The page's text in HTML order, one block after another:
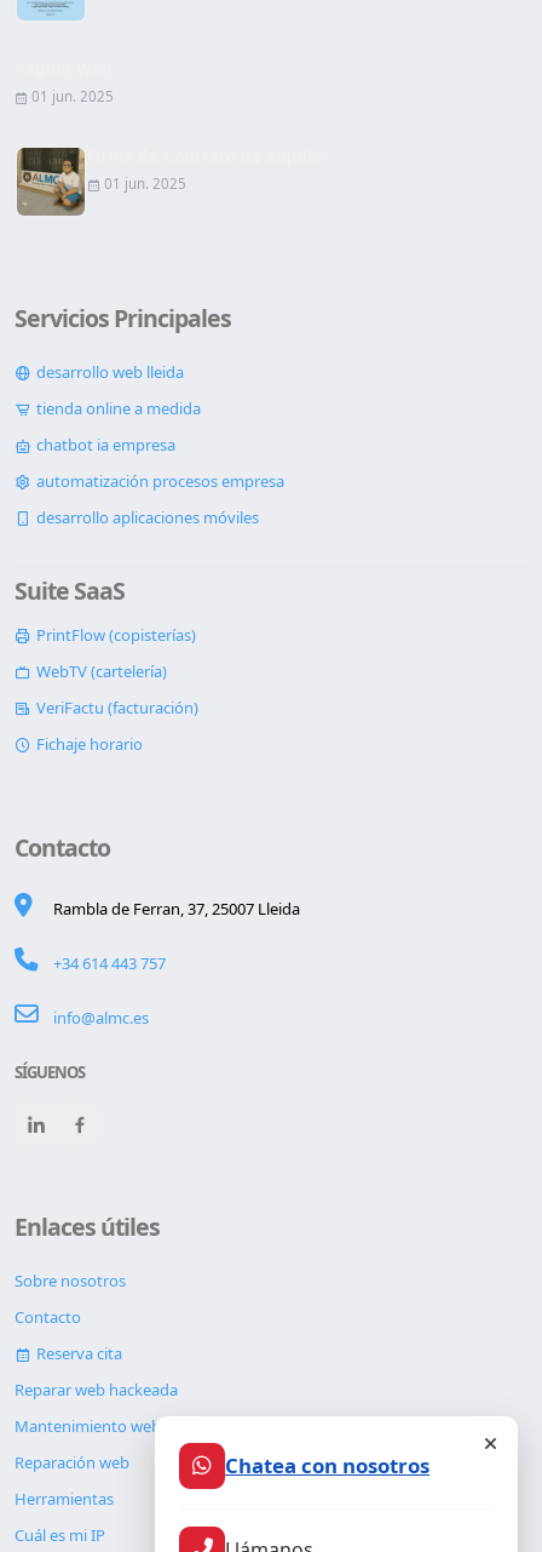
01 jun. 2025
01 jun. 2025
Servicios Principales
desarrollo web lleida
tienda online a medida
chatbot ia empresa
automatización procesos empresa
desarrollo aplicaciones móviles
Suite SaaS
PrintFlow (copisterías)
WebTV (cartelería)
VeriFactu (facturación)
Fichaje horario
Contacto
Rambla de Ferran, 37, 25007 Lleida
+34 614 443 757
info@almc.es
SÍGUENOS
Enlaces útiles
Sobre nosotros
Contacto
Reserva cita
Reparar web hackeada
Mantenimiento web
Reparación web
Herramientas
Cuál es mi IP
Chatea con nosotros